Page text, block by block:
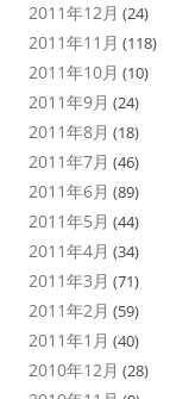
2011年12月 (24)
2011年11月 (118)
2011年10月 (10)
2011年9月 (24)
2011年8月 (18)
2011年7月 (46)
2011年6月 (89)
2011年5月 (44)
2011年4月 (34)
2011年3月 (71)
2011年2月 (59)
2011年1月 (40)
2010年12月 (28)